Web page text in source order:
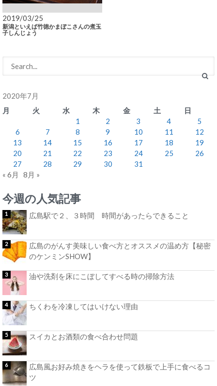
2019/03/25
新潟といえば竹徳かまぼこさんの煮玉
子しんじょう
2020年7月
月
火 水 木 金 土
日
1
2 3 4
5
6
7 8 9 10 11
12
13
14 15 16 17 18
19
20
21 22 23 24 25
26
27
28 29 30
31
« 6月
8月 »
今週の人気記事
広島駅で２、３時間 時間があったらできること
広島のがんす美味しい食べ方とオススメの温め方【秘密
のケンミンSHOW】
油や洗剤を床にこぼしてすべる時の掃除方法
ちくわを冷凍してはいけない理由
スイカとお酒類の食べ合わせ問題
広島風お好み焼きをヘラを使って鉄板で上手に食べるコ
ツ